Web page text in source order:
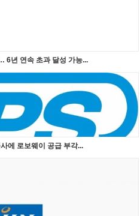
6년 연속 초과 달성 가능...
에 로보웨이 공급 부각...